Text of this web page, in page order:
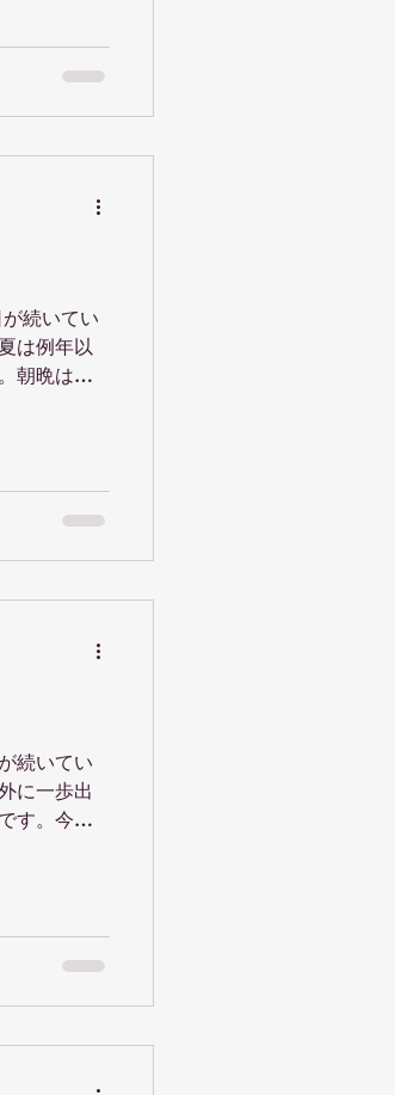
続いてい
は例年以
朝晩は少
続いてい
に一歩出
す。今日